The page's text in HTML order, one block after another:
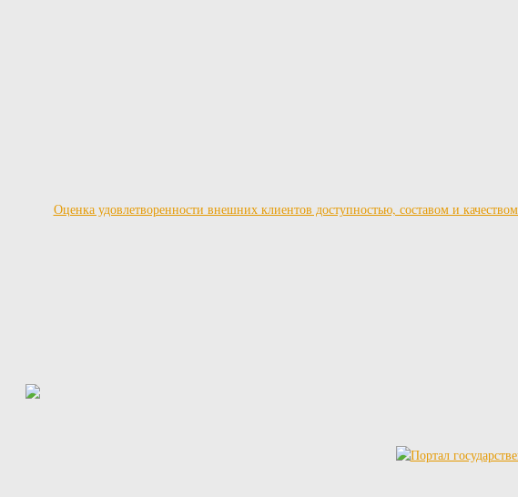
Оценка удовлетворенности внешних клиентов доступностью, составом и